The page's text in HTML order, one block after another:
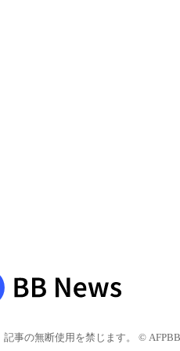
事の無断使用を禁じます。 © AFPBB